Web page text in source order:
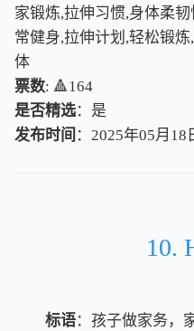
家锻炼,拉伸习惯,身体柔
常健身,拉伸计划,轻松锻
体
票数: 🔺164
是否精选：是
发布时间 ：2025年05月18
10.
标语：孩子做家务，